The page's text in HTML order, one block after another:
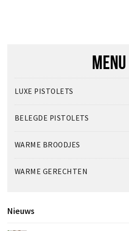
MENU
LUXE PISTOLETS
BELEGDE PISTOLETS
WARME BROODJES
WARME GERECHTEN
Nieuws